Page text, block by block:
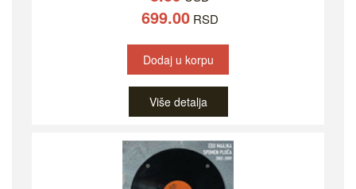
699.00 RSD
Dodaj u korpu
Više detalja